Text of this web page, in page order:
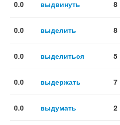
0.0 выдвинуть 8
0.0 выделить 8
0.0 выделиться 5
0.0 выдержать 7
0.0 выдумать 2